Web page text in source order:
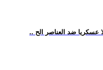
عسكريا ضد العناصر الح